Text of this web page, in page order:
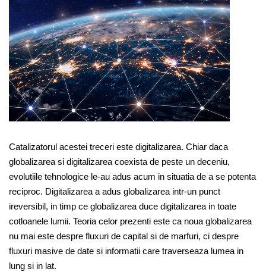
Catalizatorul acestei treceri este digitalizarea. Chiar daca
globalizarea si digitalizarea coexista de peste un deceniu,
evolutiile tehnologice le-au adus acum in situatia de a se potenta
reciproc. Digitalizarea a adus globalizarea intr-un punct
ireversibil, in timp ce globalizarea duce digitalizarea in toate
cotloanele lumii. Teoria celor prezenti este ca noua globalizarea
nu mai este despre fluxuri de capital si de marfuri, ci despre
fluxuri masive de date si informatii care traverseaza lumea in
lung si in lat.